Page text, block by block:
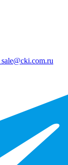
sale@cki.com.ru